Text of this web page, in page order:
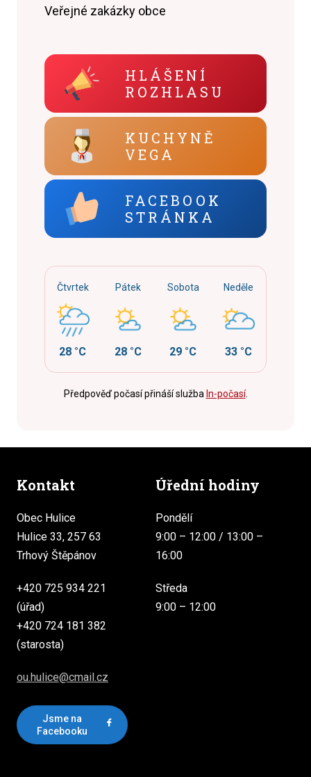
Veřejné zakázky obce
HLÁŠENÍ
ROZHLASU
KUCHYNĚ
VEGA
FACEBOOK
STRÁNKA
Čtvrtek
28 °C
Pátek
28 °C
Sobota
29 °C
Neděle
33 °C
Předpověď počasí přináší služba In-počasí.
Kontakt
Obec Hulice
Hulice 33, 257 63
Trhový Štěpánov
+420 725 934 221
(úřad)
+420 724 181 382
(starosta)
ou.hulice@cmail.cz
Jsme na
Facebooku
Úřední hodiny
Pondělí
9:00 – 12:00 / 13:00 –
16:00
Středa
9:00 – 12:00